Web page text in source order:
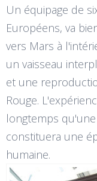
Un équipage de
Européens, va
vers Mars à
un vaisseau
et une
Rouge.
longtemps
constituera une
humaine.